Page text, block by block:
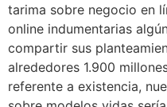
tarima sobre negocio en
online indumentarias
compartir sus
alrededores 1.900
referente a existencia,